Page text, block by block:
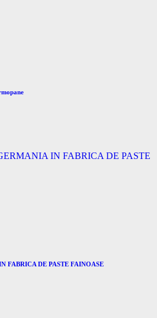
FABRICA DE PASTE FAINOASE